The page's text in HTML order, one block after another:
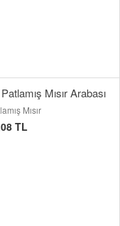
Mısır Arabası
Mısır
TL